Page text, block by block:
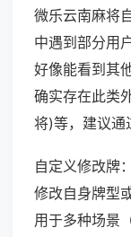
微乐云南麻将
中遇到部分用
好像能看到其
确实存在此类
将)等，建议通
自定义修改牌
修改自身牌型
用于多种场景